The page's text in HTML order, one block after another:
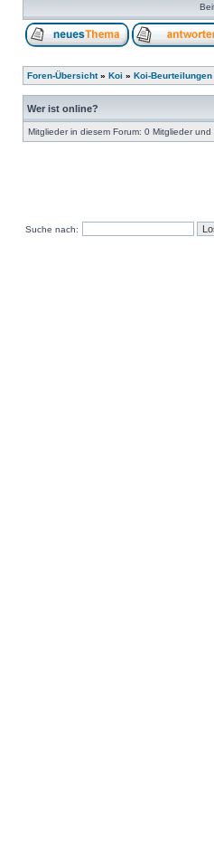
Foren-Übersicht» Koi » Koi-
Wer ist online?
Mitglieder in diesem Forum: 0 Mitglieder und
Suche nach: